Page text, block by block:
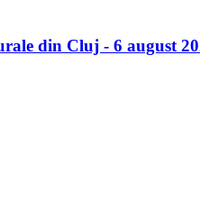
din Cluj - 6 august